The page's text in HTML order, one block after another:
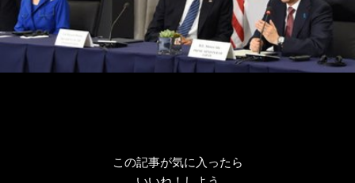
この記事が気に入ったら